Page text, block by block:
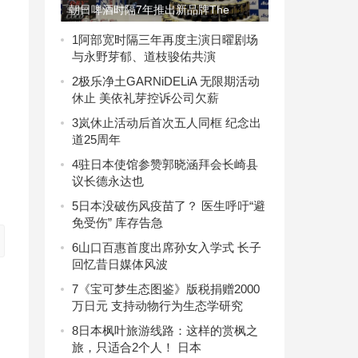
朝日啤酒时隔7年推出新品牌The
Bitterist 主打苦味特色
1阿部宽时隔三年再度主演日曜剧场
与永野芽郁、道枝骏佑共演
2极乐净土GARNiDELiA 无限期活动
休止 美依礼芽控诉公司欠薪
3岚休止活动后首次五人同框 纪念出
道25周年
4驻日本使馆参赞郭晓涵拜会长崎县
议长德永达也
5日本没破伤风疫苗了？ 医生呼吁“避
免受伤” 库存告急
6山口百惠首度出席孙女入学式 长子
回忆昔日媒体风波
7 《宝可梦生态图鉴》版税捐赠2000
万日元 支持动物行为生态学研究
8日本枫叶旅游线路：这样的赏枫之
旅，只适合2个人！ 日本